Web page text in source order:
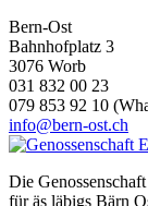
Bern-Ost
Bahnhofplatz 3
3076 Worb
031 832 00 23
079 853 92 10
info@bern-ost.ch
Die
für äs läbigs Bärn